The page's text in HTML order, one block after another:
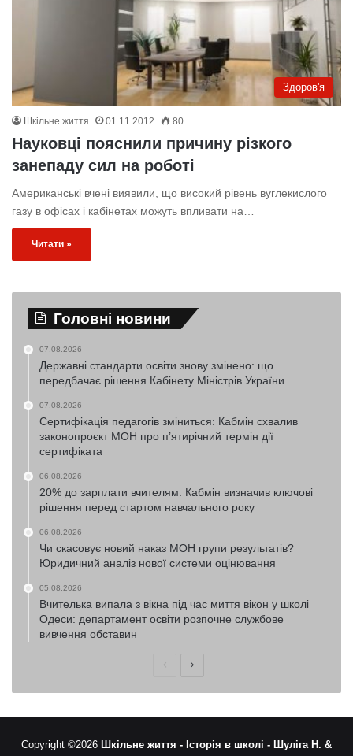
Здоров'я
Шкільне життя 01.11.2012 80
Науковці пояснили причину різкого
занепаду сил на роботі
Американські вчені виявили, що високий рівень вуглекислого
газу в офісах і кабінетах можуть впливати на…
Читати »
Головні новини
07.08.2026
Державні стандарти освіти знову змінено: що
передбачає рішення Кабінету Міністрів України
07.08.2026
Сертифікація педагогів зміниться: Кабмін схвалив
законопроєкт МОН про п’ятирічний термін дії
сертифіката
06.08.2026
20% до зарплати вчителям: Кабмін визначив ключові
рішення перед стартом навчального року
06.08.2026
Чи скасовує новий наказ МОН групи результатів?
Юридичний аналіз нової системи оцінювання
05.08.2026
Вчителька випала з вікна під час миття вікон у школі
Одеси: департамент освіти розпочне службове
вивчення обставин
ПопередняНаступна
Copyright ©2026 Шкільне життя - Історія в школі - Шуліга Н. &